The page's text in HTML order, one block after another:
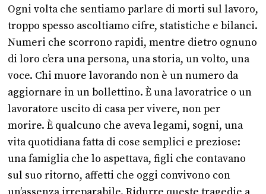
Ogni volta che sentiamo parlare di morti sul lavoro,
troppo spesso ascoltiamo cifre, statistiche e bilanci.
Numeri che scorrono rapidi, mentre dietro ognuno
di loro c’era una persona, una storia, un volto, una
voce. Chi muore lavorando non è un numero da
aggiornare in un bollettino. È una lavoratrice o un
lavoratore uscito di casa per vivere, non per
morire. È qualcuno che aveva legami, sogni, una
vita quotidiana fatta di cose semplici e preziose:
una famiglia che lo aspettava, figli che contavano
sul suo ritorno, affetti che oggi convivono con